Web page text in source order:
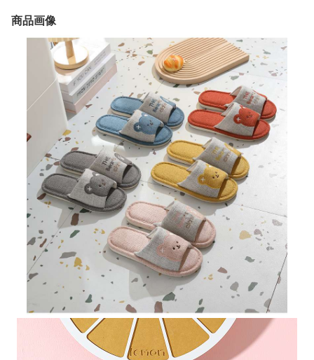
商品画像